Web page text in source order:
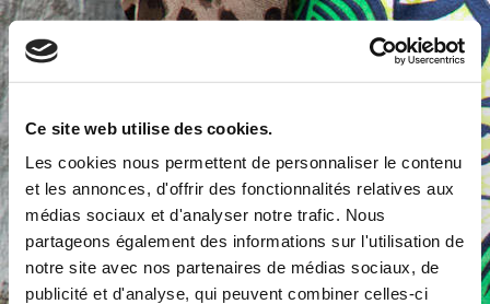
Ce site web utilise des cookies.
Les cookies nous permettent de personnaliser le contenu
et les annonces, d'offrir des fonctionnalités relatives aux
médias sociaux et d'analyser notre trafic. Nous
partageons également des informations sur l'utilisation de
notre site avec nos partenaires de médias sociaux, de
publicité et d'analyse, qui peuvent combiner celles-ci